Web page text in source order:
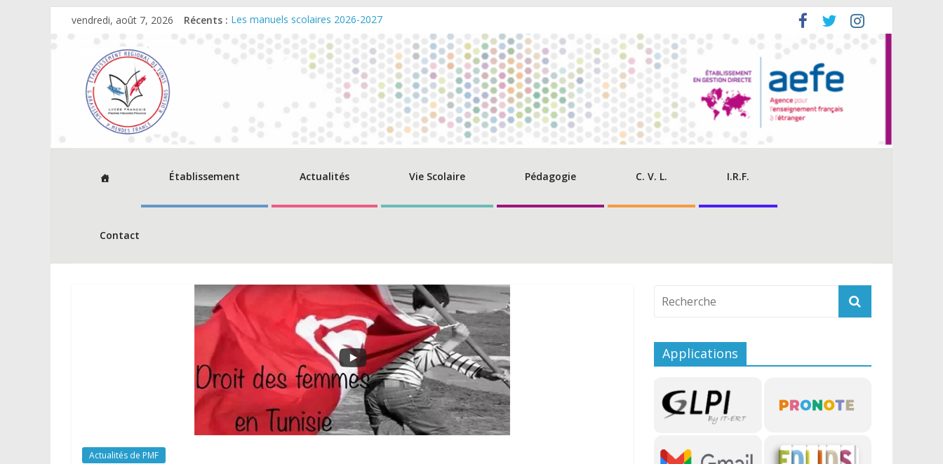
vendredi, août 7, 2026 Récents : Les manuels scolaires 2026-2027
Dates et horaires d‘ouverture de la caisse – Eté 2026
Cérémonie de remise des diplômes du Baccalauréat 2026 – Promo Beguir
Décisions relevant du champs de compétence du directeur de l’AEFE
Avis d’appel à consultations: Remise aux normes du SSI et du PPMS – Lycée PMF
Établissement Actualités Vie Scolaire Pédagogie C. V. L. I.R.F.
Contact
Actualités de PMF
Applications